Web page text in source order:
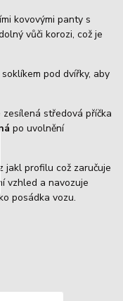
kovovými panty s
vůči korozi, což je
pod dvířky, aby
středová příčka
po uvolnění
jakl profilu což zaručuje
vzhled a navozuje
posádka vozu.